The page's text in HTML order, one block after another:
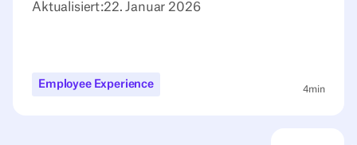
Aktualisiert:22. Januar 2026
Employee Experience 4min